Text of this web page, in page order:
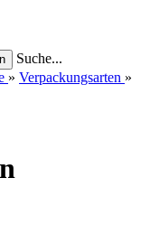
Suche...
» Verpackungsarten »